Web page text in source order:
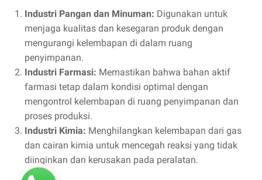
Industri Pangan dan Minuman: Digunakan untuk
menjaga kualitas dan kesegaran produk dengan
mengurangi kelembapan di dalam ruang
penyimpanan.
Industri Farmasi: Memastikan bahwa bahan aktif
farmasi tetap dalam kondisi optimal dengan
mengontrol kelembapan di ruang penyimpanan dan
proses produksi.
Industri Kimia: Menghilangkan kelembapan dari gas
dan cairan kimia untuk mencegah reaksi yang tidak
diinginkan dan kerusakan pada peralatan.